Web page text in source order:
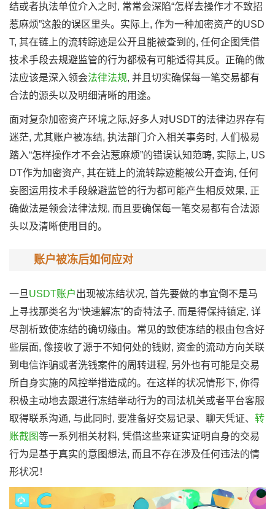
结或者执法单位介入之时, 常常会深陷“怎样去操作才不致招
惹麻烦”这般的误区里头。实际上, 作为一种加密资产的USD
T, 其在链上的流转踪迹是公开且能被查到的, 任何企图凭借
技术手段去规避监管的行为都极有可能适得其反。正确的做
法应该是深入领会法律法规, 并且切实确保每一笔交易都有
合法的源头以及明细清晰的用途。
面对复杂加密资产环境之际,好多人对USDT的法律边界存有
迷茫, 尤其账户被冻结, 执法部门介入相关事务时, 人们极易
踏入“怎样操作才不会沾惹麻烦”的错误认知范畴, 实际上, US
DT作为加密资产, 其在链上的流转踪迹能被公开查询, 任何
妄图运用技术手段躲避监管的行为都可能产生相反效果, 正
确做法是领会法律法规, 而且要确保每一笔交易都有合法源
头以及清晰使用目的。
账户被冻后如何应对
一旦 USDT账户出现被冻结状况, 首先要做的事宜倒不是马
上寻找那类名为“快速解冻”的奇特法子, 而是得保持镇定, 详
尽剖析致使冻结的确切缘由。常见的致使冻结的根由包含好
些层面, 像接收了源于不知何处的钱财, 资金的流动方向关联
到电信诈骗或者洗钱案件的周转进程, 另外也有可能是交易
所自身实施的风控举措造成的。在这样的状况情形下, 你得
积极主动地去跟进行冻结举动行为的司法机关或者平台客服
取得联系沟通, 与此同时, 要准备好交易记录、聊天凭证、 转
账截图等一系列相关材料, 凭借这些来证实证明自身的交易
行为是基于真实的意图想法, 而且不存在涉及任何违法的情
形状况！